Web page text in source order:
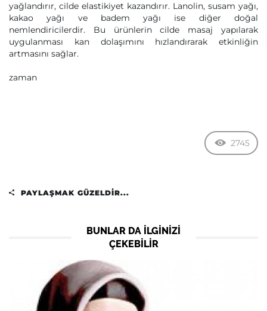
yağlandırır, cilde elastikiyet kazandırır. Lanolin, susam yağı,
kakao yağı ve badem yağı ise diğer doğal
nemlendiricilerdir. Bu ürünlerin cilde masaj yapılarak
uygulanması kan dolaşımını hızlandırarak etkinliğin
artmasını sağlar.
zaman
2745
PAYLAŞMAK GÜZELDIR...
BUNLAR DA ILGINIZI
ÇEKEBILIR